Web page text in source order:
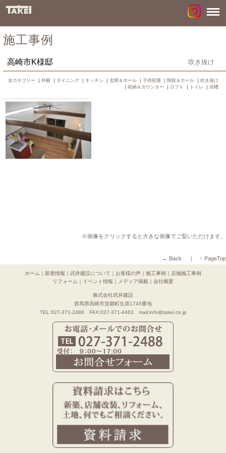
施工事例
高崎市K様邸 吹き抜け
全カテゴリー ｜ 外観 ｜ ダイニング ｜ キッチン ｜ 玄関＆ホール ｜ 子供部屋 ｜ 階段＆ホール ｜ 吹き抜け
｜ 収納＆カウンター ｜ ロフト ｜ トイレ ｜ 浴槽
※画像をクリックすると大きな画像でご覧いただけます。
← Back ｜ ↑ PageTop
ホーム 新着情報 武井建設について お客様の声 施工事例
店舗施工事例
リフォーム
イベント情報 メディア掲載 会社概要
株式会社武井建設
群馬県高崎市箕郷町生原1745番地
TEL:027-371-2488 FAX:027-371-4463 mail:info@takei.co.jp